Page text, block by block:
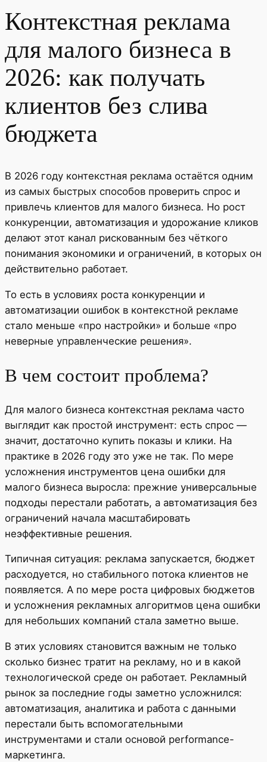
Контекстная реклама
для малого бизнеса в
2026: как получать
клиентов без слива
бюджета
В 2026 году контекстная реклама остаётся одним
из самых быстрых способов проверить спрос и
привлечь клиентов для малого бизнеса. Но рост
конкуренции, автоматизация и удорожание кликов
делают этот канал рискованным без чёткого
понимания экономики и ограничений, в которых он
действительно работает.
То есть в условиях роста конкуренции и
автоматизации ошибок в контекстной рекламе
стало меньше «про настройки» и больше «про
неверные управленческие решения».
В чем состоит проблема?
Для малого бизнеса контекстная реклама часто
выглядит как простой инструмент: есть спрос —
значит, достаточно купить показы и клики. На
практике в 2026 году это уже не так. По мере
усложнения инструментов цена ошибки для
малого бизнеса выросла: прежние универсальные
подходы перестали работать, а автоматизация без
ограничений начала масштабировать
неэффективные решения.
Типичная ситуация: реклама запускается, бюджет
расходуется, но стабильного потока клиентов не
появляется. А по мере роста цифровых бюджетов
и усложнения рекламных алгоритмов цена ошибки
для небольших компаний стала заметно выше.
В этих условиях становится важным не только
сколько бизнес тратит на рекламу, но и в какой
технологической среде он работает. Рекламный
рынок за последние годы заметно усложнился:
автоматизация, аналитика и работа с данными
перестали быть вспомогательными
инструментами и стали основой performance-
маркетинга.